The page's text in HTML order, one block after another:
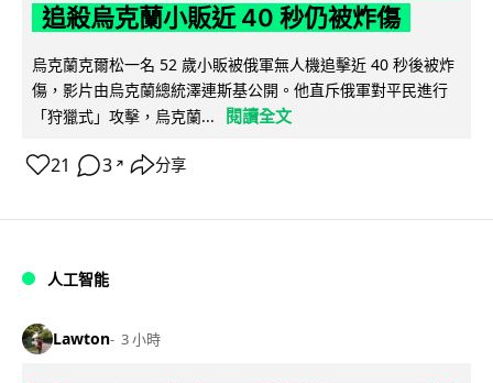
追殺烏克蘭小販近 40 秒仍被炸傷
烏克蘭克爾松一名 52 歲小販被俄軍無人機追擊近 40 秒後被炸
傷，影片由烏克蘭總統澤連斯基公開。他直斥俄軍對平民進行
「狩獵式」攻擊，烏克蘭...
閱讀全文
21 3 ↗ 分享
人工智能
Lawton 3 小時